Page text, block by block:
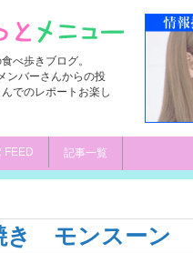
べ歩きブログ。
ンバーさんからの投
でのレポートお楽し
FEED 記事一覧
き モンスーン